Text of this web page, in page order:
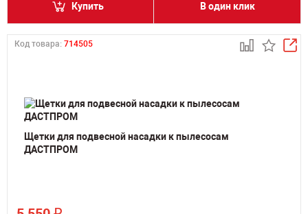
Купить В один клик
Код товара: 714505
Щетки для подвесной насадки к пылесосам
ДАСТПРОМ